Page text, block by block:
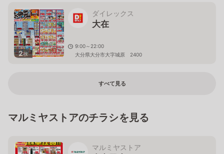
2枚
ダイレックス
大在
9:00～22:00
大分県大分市大字城原 2400
すべて見る
マルミヤストアのチラシを見る
マルミヤストア